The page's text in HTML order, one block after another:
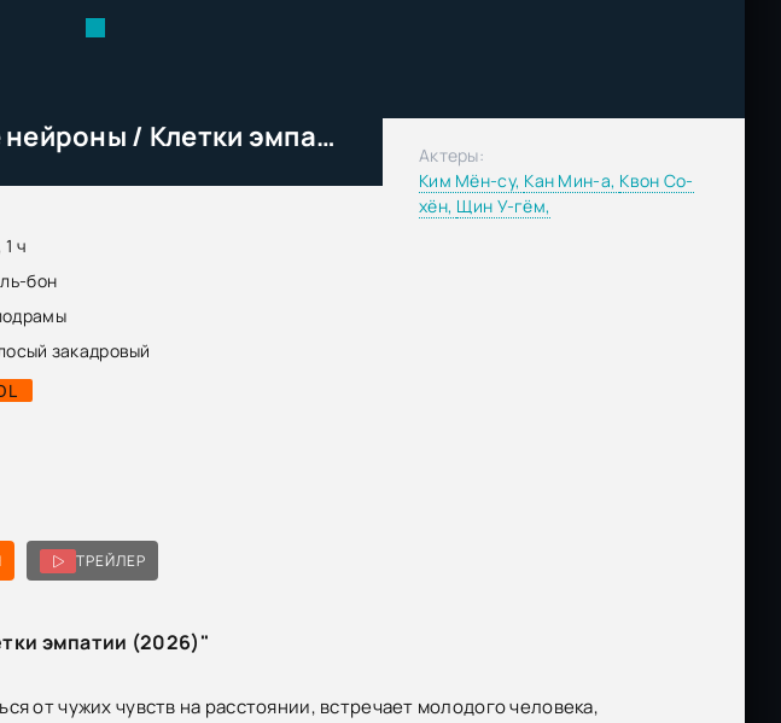
Зеркальные нейроны / Клетки эмпатии (2026)
ч
бон
закадровый
ТРЕЙЛЕР
Актеры:
Ким Мён-су, Кан Мин-а, Квон Со-
хён, Щин У-гём,
эмпатии (2026)"
от чужих чувств на расстоянии, встречает молодого человека,